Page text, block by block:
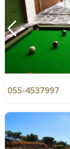
055-4537997